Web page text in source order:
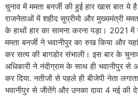
चुनाव में ममता बनर्जी की हुई हार खास बात ये
राजनेताओं में शहीद सुप्रीमो और मुख्यमंत्री
के हाथों हार का सामना करना पड़ा। 2021 में
ममता बनर्जी ने भवानीपुर का रुख किया और
कर सत्य की बागडोर संभाली। इस बार के
अधिकारी ने नंदीग्राम के साथ ही भवानीपुर से
कर दिया. नतीजों से पहले ही बीजेपी नेता
भवानीपुर से जीतेंगे और उनका दावा 4 मई की